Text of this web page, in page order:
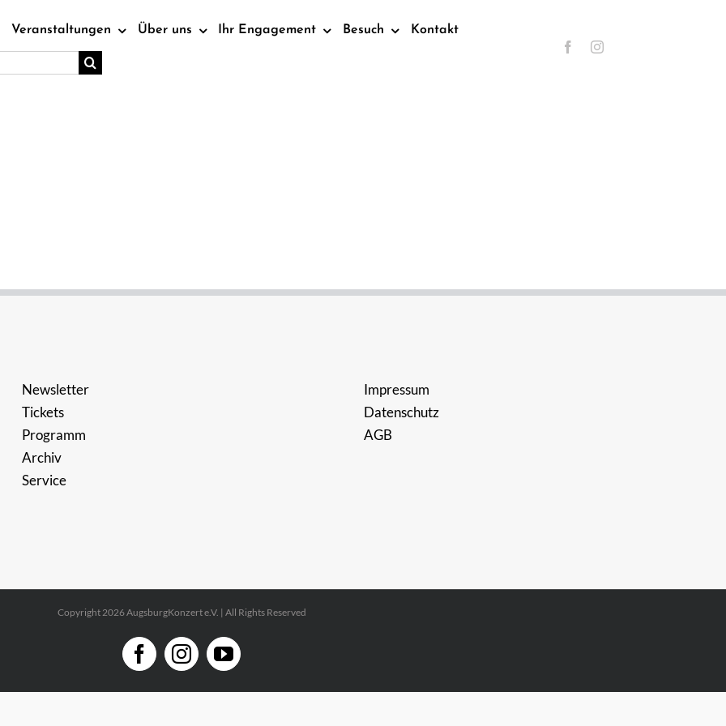
Veranstaltungen Über uns Ihr Engagement Besuch Kontakt
Newsletter
Tickets
Programm
Archiv
Service
Impressum
Datenschutz
AGB
Copyright 2026 AugsburgKonzert e.V. | All Rights Reserved
FacebookInstagramYouTube